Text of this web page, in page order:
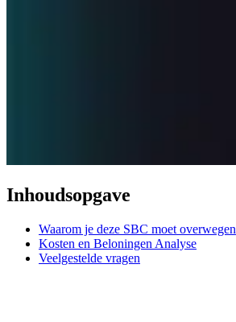
Inhoudsopgave
Waarom je deze SBC moet overwegen
Kosten en Beloningen Analyse
Veelgestelde vragen